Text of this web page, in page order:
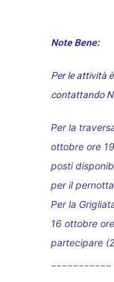
Note Bene:
Per le attività
contattando
Per la
ottobre ore
posti
per il
Per la
16 ottobre
partecipare